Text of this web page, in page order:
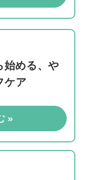
始める、や
ケア
»